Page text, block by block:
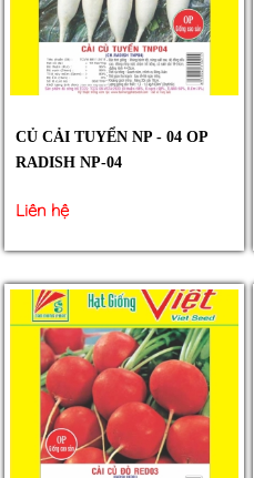
CỦ CẢI TUYỂN NP - 04 OP
RADISH NP-04
Liên hệ